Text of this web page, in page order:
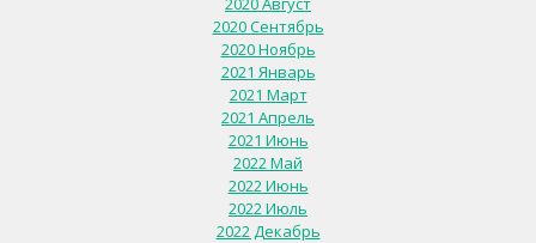
2020 Сентябрь
2020 Ноябрь
2021 Январь
2021 Март
2021 Апрель
2021 Июнь
2022 Май
2022 Июнь
2022 Июль
2022 Декабрь